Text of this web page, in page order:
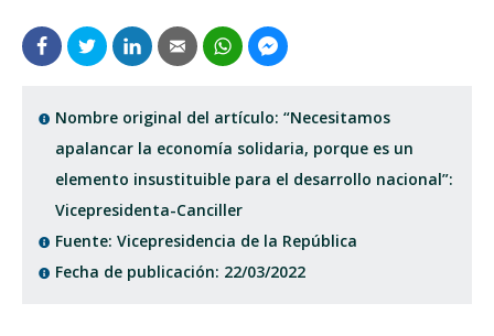
Nombre original del artículo: “Necesitamos
apalancar la economía solidaria, porque es un
elemento insustituible para el desarrollo nacional”:
Vicepresidenta-Canciller
Fuente: Vicepresidencia de la República
Fecha de publicación: 22/03/2022